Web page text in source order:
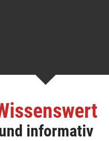
informativ